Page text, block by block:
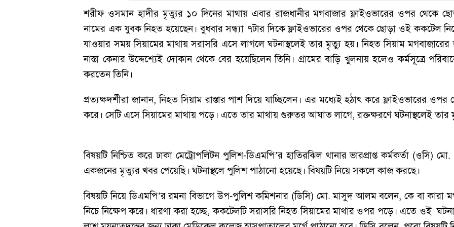
শরীফ ওসমান হাদীর মৃত্যুর ১০ দিনের মাথায় এবার রাজধানীর মগবাজার ফ্লাইওভারের ওপর থেকে
নামের এক যুবক নিহত হয়েছেন। বুধবার সন্ধ্যা ৭টার দিকে ফ্লাইওভারের ওপর থেকে ছোড়া ওই ককটেল
যাওয়ার সময় সিয়ামের মাথায় সরাসরি এসে লাগলে ঘটনাস্থলেই তার মৃত্যু হয়। নিহত সিয়াম মগবাজারের
নাস্তা কেনার উদ্দেশ্যেই দোকান থেকে বের হয়েছিলেন তিনি। গ্রামের বাড়ি খুলনায় হলেও কর্মসূত্রে
করতেন তিনি।
প্রত্যক্ষদর্শীরা জানান, নিহত সিয়াম রাস্তার পাশ দিয়ে যাচ্ছিলেন। এর মধ্যেই হঠাৎ করে ফ্লাইওভারের
করে। সেটি এসে সিয়ামের মাথায় পড়ে। এতে তার মাথায় গুরুতর আঘাত লাগে, রক্তক্ষরণে ঘটনাস্থলেই তার
বিষয়টি নিশ্চিত করে ঢাকা মেট্রোপলিটন পুলিশ-ডিএমপি’র হাতিরঝিল থানার ভারপ্রাপ্ত কর্মকর্তা (ওসি)
একজনের মৃত্যুর খবর পেয়েছি। ঘটনাস্থলে পুলিশ পাঠানো হয়েছে। বিষয়টি নিয়ে সকলে কাজ করছে।
বিষয়টি নিয়ে ডিএমপি’র রমনা বিভাগে উপ-পুলিশ কমিশনার (ডিসি) মো. মাসুদ আলম বলেন, কে বা কারা
নিচে নিক্ষেপ করে। ধারণা করা হচ্ছে, ককটেলটি সরাসরি নিহত সিয়ামের মাথার ওপর পড়ে। এতে ওই